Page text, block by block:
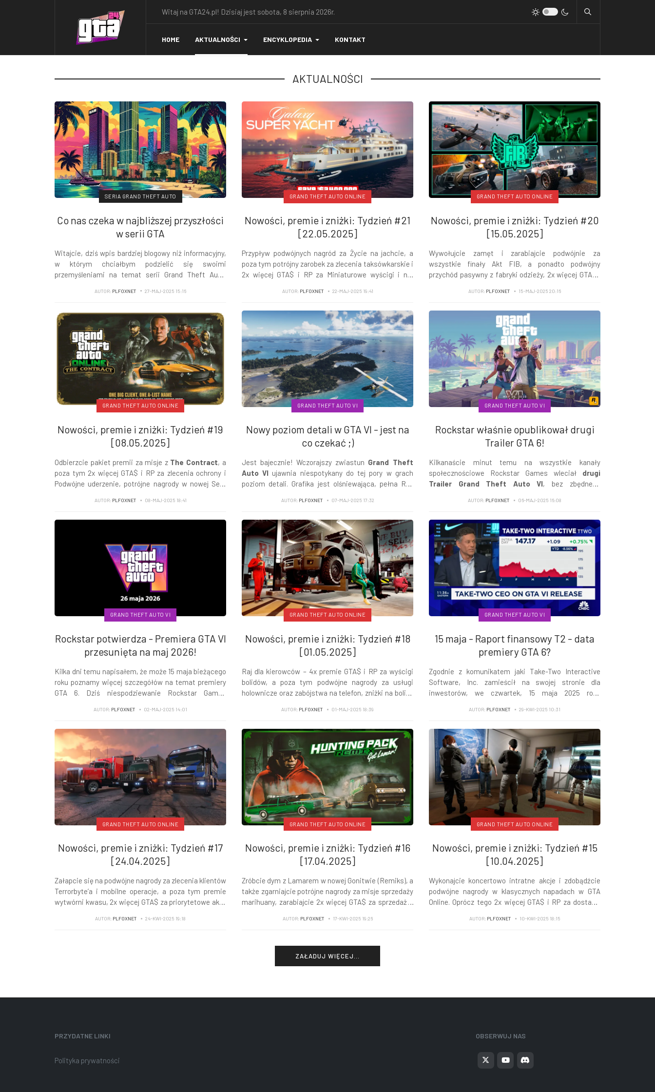
Witaj na GTA24.pl! Dzisiaj jest sobota, 8 sierpnia 2026r.
HOME AKTUALNOŚCI ENCYKLOPEDIA KONTAKT
AKTUALNOŚCI
SERIA GRAND THEFT AUTO
Co nas czeka w najbliższej przyszłości
w serii GTA
Witajcie, dziś wpis bardziej blogowy niż informacyjny,
w którym chciałbym podzielić się swoimi
przemyśleniami na temat serii Grand Theft Auto.
plotce na temat portu GTA IV na obecną generację
AUTOR: PLFOXNET 27-MAJ-2025 15:16
GRAND THEFT AUTO ONLINE
Nowości, premie i zniżki: Tydzień #21
[22.05.2025]
Przypływ podwójnych nagród za Życie na jachcie, a
poza tym potrójny zarobek za zlecenia taksówkarskie i
2x więcej GTA$ i RP za Miniaturowe wyścigi i nie
AUTOR: PLFOXNET 22-MAJ-2025 19:41
GRAND THEFT AUTO ONLINE
Nowości, premie i zniżki: Tydzień #20
[15.05.2025]
Wywołujcie zamęt i zarabiajcie podwójnie za
wszystkie finały Akt FIB, a ponadto podwójny
przychód pasywny z fabryki odzieży, 2x więcej GTA$ i
AUTOR: PLFOXNET 15-MAJ-2025 20:16
GRAND THEFT AUTO ONLINE
Nowości, premie i zniżki: Tydzień #19
[08.05.2025]
Odbierzcie pakiet premii za misje z The Contract, a
poza tym 2x więcej GTA$ i RP za zlecenia ochrony i
Podwójne uderzenie, potrójne nagrody w nowej Serii
AUTOR: PLFOXNET 08-MAJ-2025 18:41
GRAND THEFT AUTO VI
Nowy poziom detali w GTA VI - jest na
co czekać ;)
Jest bajecznie! Wczorajszy zwiastun Grand Theft
Auto VI ujawnia niespotykany do tej pory w grach
poziom detali. Grafika jest olśniewająca, pełna Ray
AUTOR: PLFOXNET 07-MAJ-2025 17:32
GRAND THEFT AUTO VI
Rockstar właśnie opublikował drugi
Trailer GTA 6!
Kilkanaście minut temu na wszystkie kanały
społecznościowe Rockstar Games wleciał drugi
Trailer Grand Theft Auto VI, bez zbędnego
przyjdzie jeszcze czas!
AUTOR: PLFOXNET 06-MAJ-2025 16:08
GRAND THEFT AUTO VI
Rockstar potwierdza - Premiera GTA VI
przesunięta na maj 2026!
Kilka dni temu napisałem, że może 15 maja bieżącego
roku poznamy więcej szczegółów na temat premiery
GTA 6. Dziś niespodziewanie Rockstar Games
VI odbędzie się 26 maja 2026 roku!
AUTOR: PLFOXNET 02-MAJ-2025 14:01
GRAND THEFT AUTO ONLINE
Nowości, premie i zniżki: Tydzień #18
[01.05.2025]
Raj dla kierowców – 4x premie GTA$ i RP za wyścigi
bolidów, a poza tym podwójne nagrody za usługi
holownicze oraz zabójstwa na telefon, zniżki na bolidy
AUTOR: PLFOXNET 01-MAJ-2025 18:39
GRAND THEFT AUTO VI
15 maja - Raport finansowy T2 - data
premiery GTA 6?
Zgodnie z komunikatem jaki Take-Two Interactive
Software, Inc. zamieścił na swojej stronie dla
inwestorów, we czwartek, 15 maja 2025 roku
2025. Co to oznacza dla nas graczy i fanów serii Grand
AUTOR: PLFOXNET 29-KWI-2025 10:31
GRAND THEFT AUTO ONLINE
Nowości, premie i zniżki: Tydzień #17
[24.04.2025]
Załapcie się na podwójne nagrody za zlecenia klientów
Terrorbyte’a i mobilne operacje, a poza tym premie
wytwórni kwasu, 2x więcej GTA$ za priorytetowe akta
AUTOR: PLFOXNET 24-KWI-2025 19:18
GRAND THEFT AUTO ONLINE
Nowości, premie i zniżki: Tydzień #16
[17.04.2025]
Zróbcie dym z Lamarem w nowej Gonitwie (Remiks), a
także zgarniajcie potrójne nagrody za misje sprzedaży
marihuany, zarabiajcie 2x więcej GTA$ za sprzedaż u
prezentom na 20 kwietnia i nie tylko...
AUTOR: PLFOXNET 17-KWI-2025 19:26
GRAND THEFT AUTO ONLINE
Nowości, premie i zniżki: Tydzień #15
[10.04.2025]
Wykonajcie koncertowo intratne akcje i zdobądźcie
podwójne nagrody w klasycznych napadach w GTA
Online. Oprócz tego 2x więcej GTA$ i RP za dostawy
Hasta La Vista i nie tylko...
AUTOR: PLFOXNET 10-KWI-2025 18:15
ZAŁADUJ WIĘCEJ...
PRZYDATNE LINKI
Polityka prywatności
OBSERWUJ NAS